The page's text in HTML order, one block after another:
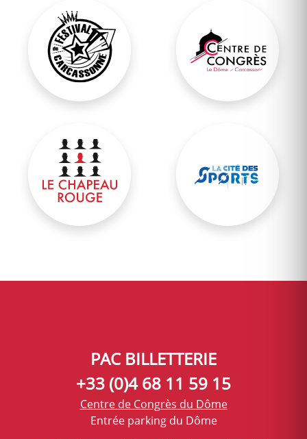
Festival de Carcassonne Centre de Congrès
Salle du Chapeau Rouge
PAC BILLETTERIE
+33 (0)4 68 11 59 15
Centre de Congrès du Dôme
Entrée parking du Dôme